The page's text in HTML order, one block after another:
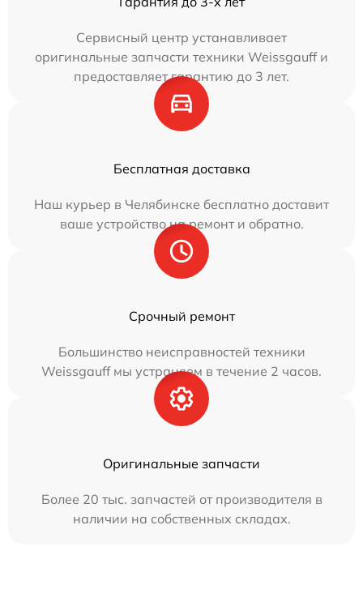
Сервисный центр устанавливает
оригинальные запчасти техники Weissgauff и
предоставляет гарантию до 3 лет.
Бесплатная доставка
Наш курьер в Челябинске бесплатно доставит
ваше устройство на ремонт и обратно.
Срочный ремонт
Большинство неисправностей техники
Weissgauff мы устраняем в течение 2 часов.
Оригинальные запчасти
Более 20 тыс. запчастей от производителя в
наличии на собственных складах.